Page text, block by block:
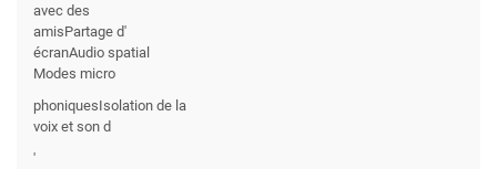
avec des
amisPartage d'
écranAudio spatial
Modes micro
phoniquesIsolation de la
voix et son d
'